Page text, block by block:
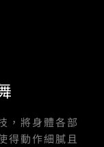
，將身體各部
得動作細膩且